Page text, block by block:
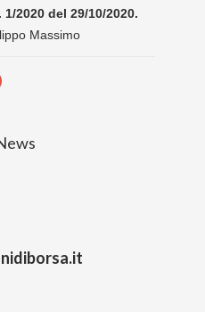
2020 del 29/10/2020.
Massimo